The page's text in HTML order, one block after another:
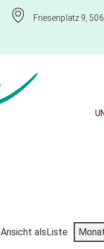
Friesenplatz 9,
Ansicht alsListe